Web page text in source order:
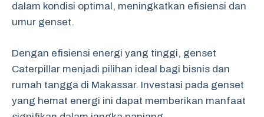
dalam kondisi optimal, meningkatkan efisiensi dan
umur genset.
Dengan efisiensi energi yang tinggi, genset
Caterpillar menjadi pilihan ideal bagi bisnis dan
rumah tangga di Makassar. Investasi pada genset
yang hemat energi ini dapat memberikan manfaat